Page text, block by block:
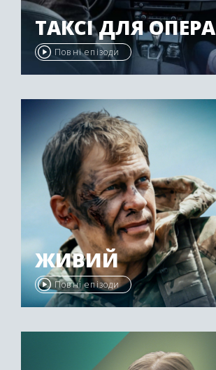
ТАКСІ ДЛЯ ОПЕРА
Повні епізоди
ЖИВИЙ
Повні епізоди